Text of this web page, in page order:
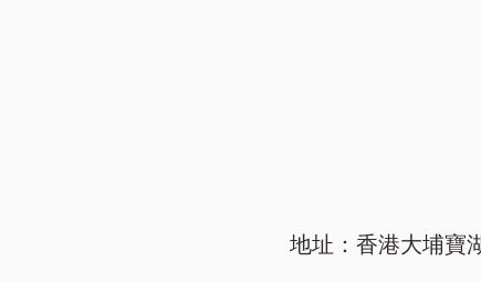
地址：香港大埔寶